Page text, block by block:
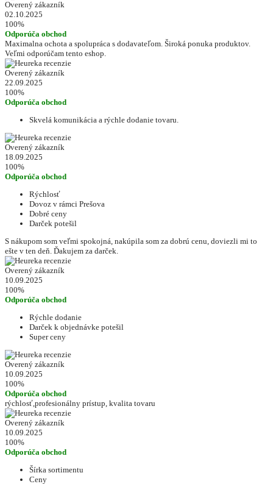
Overený zákazník
02.10.2025
100%
Odporúča obchod
Maximalna ochota a spolupráca s dodavateľom. Široká ponuka produktov.
Veľmi odporúčam tento eshop.
Overený zákazník
22.09.2025
100%
Odporúča obchod
Skvelá komunikácia a rýchle dodanie tovaru.
Overený zákazník
18.09.2025
100%
Odporúča obchod
Rýchlosť
Dovoz v rámci Prešova
Dobré ceny
Darček potešil
S nákupom som veľmi spokojná, nakúpila som za dobrú cenu, doviezli mi to
ešte v ten deň. Ďakujem za darček.
Overený zákazník
10.09.2025
100%
Odporúča obchod
Rýchle dodanie
Darček k objednávke potešil
Super ceny
Overený zákazník
10.09.2025
100%
Odporúča obchod
rýchlosť,profesionálny prístup, kvalita tovaru
Overený zákazník
10.09.2025
100%
Odporúča obchod
Šírka sortimentu
Ceny